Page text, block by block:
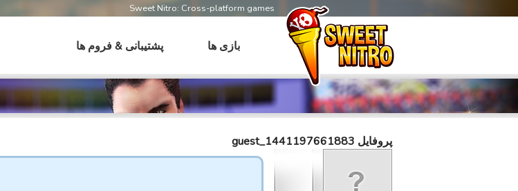
Sweet Nitro: Cross-platform games
بازی ها پشتیبانی & فروم ها
پروفایل guest_1441197661883